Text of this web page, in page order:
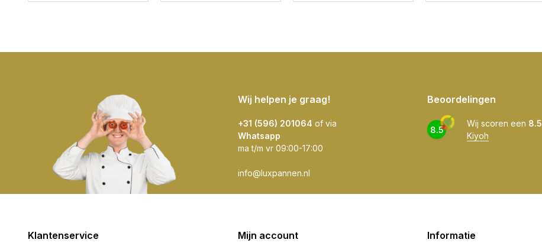
Wij helpen je graag!
+31 (596) 201064 of via
Whatsapp
ma t/m vr 09:00-17:00
info@luxpannen.nl
Beoordelingen
8.5
Wij scoren een 8.5
Kiyoh
Klantenservice Mijn account Informatie